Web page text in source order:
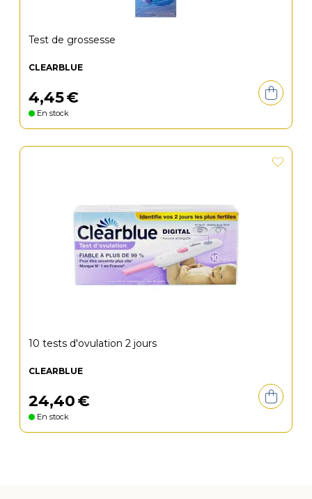
Test de grossesse
CLEARBLUE
4,45€
En stock
10 tests d'ovulation 2 jours
CLEARBLUE
24,40€
En stock